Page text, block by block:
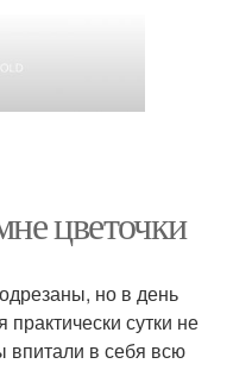
цветочки
но в день
сутки не
впитали в себя всю